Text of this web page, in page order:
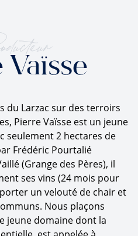
du Larzac sur des terroirs
Pierre Vaïsse est un jeune
seulement 2 hectares de
Frédéric Pourtalié
(Grange des Pères), il
ses vins (24 mois pour
un velouté de chair et
Nous plaçons
jeune domaine dont la